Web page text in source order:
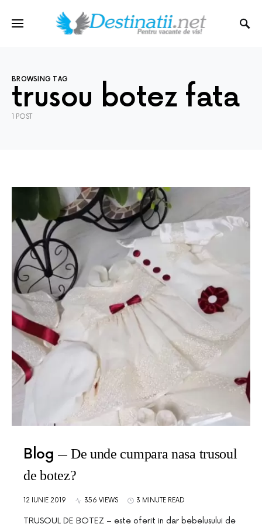
BROWSING TAG
trusou botez fata
1 POST
Blog
De unde cumpara nasa trusoul
de botez?
12 IUNIE 2019 356 VIEWS 3 MINUTE READ
TRUSOUL DE BOTEZ – este oferit in dar bebelusului de